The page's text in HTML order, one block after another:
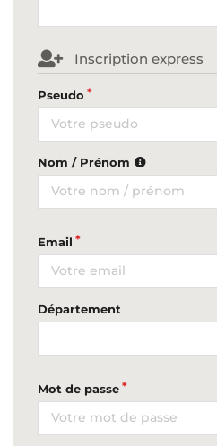
Inscription express
Pseudo
Nom / Prénom
Email
Département
Mot de passe